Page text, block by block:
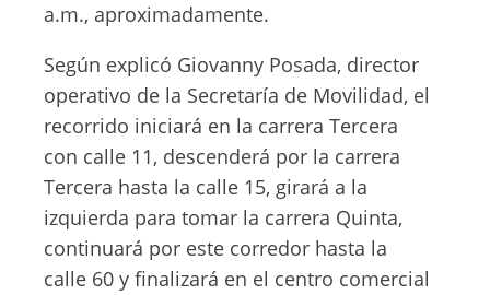
a.m., aproximadamente.
Según explicó Giovanny Posada, director
operativo de la Secretaría de Movilidad, el
recorrido iniciará en la carrera Tercera
con calle 11, descenderá por la carrera
Tercera hasta la calle 15, girará a la
izquierda para tomar la carrera Quinta,
continuará por este corredor hasta la
calle 60 y finalizará en el centro comercial